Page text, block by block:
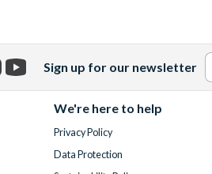
Sign up for our newsletter
We're here to help
Privacy Policy
Data Protection